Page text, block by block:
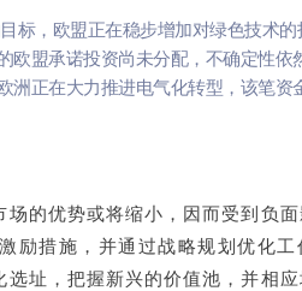
标，欧盟正在稳步增加对绿色技术
盟承诺投资尚未分配，不确定性
洲正在大力推进电气化转型，该笔
的优势或将缩小，因而受到负
励措施，并通过战略规划优化工
址，把握新兴的价值池，并相